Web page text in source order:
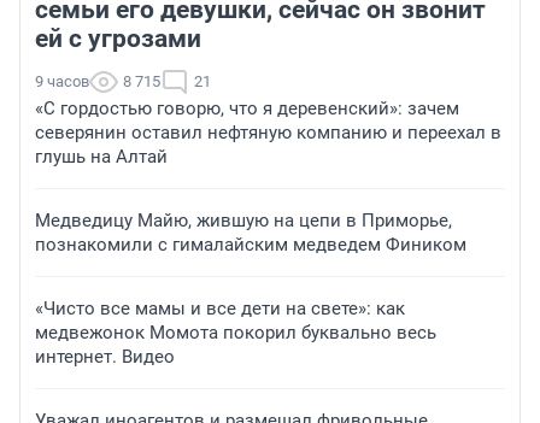
семьи его девушки, сейчас он звонит
ей с угрозами
9 часов 8 715 21
«С гордостью говорю, что я деревенский»: зачем
северянин оставил нефтяную компанию и переехал в
глушь на Алтай
Медведицу Майю, жившую на цепи в Приморье,
познакомили с гималайским медведем Фиником
«Чисто все мамы и все дети на свете»: как
медвежонок Момота покорил буквально весь
интернет. Видео